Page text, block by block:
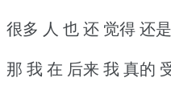
很多 人 也 还 觉得 还
那 我 在 后来 我 真的